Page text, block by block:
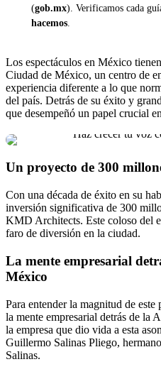
(gob.mx). Verificamos cada
hacemos.
Los espectáculos en México
Ciudad de México, un centro de
experiencia diferente a lo que
del país. Detrás de su éxito y
que desempeñó un papel crucial
Un proyecto de 300
Con una década de éxito en su
inversión significativa de 300
KMD Architects. Este coloso del
faro de diversión en la ciudad.
La mente empresarial
México
Para entender la magnitud de
la mente empresarial detrás de la
la empresa que dio vida a esta
Guillermo Salinas Pliego,
Salinas.